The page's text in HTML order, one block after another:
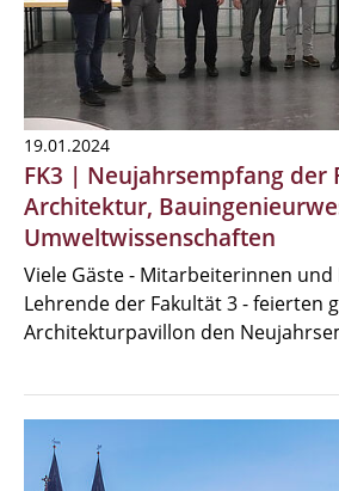
19.01.2024
FK3 | Neujahrsempfang der
Architektur,
Umweltwissenschaften
Viele Gäste - Mitarbeiterinnen
Lehrende der Fakultät 3 - feierten
Architekturpavillon den